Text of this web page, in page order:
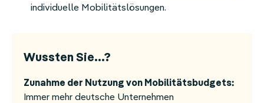
individuelle Mobilitätslösungen.
Wussten Sie...?
Zunahme der Nutzung von Mobilitätsbudgets:
Immer mehr deutsche Unternehmen